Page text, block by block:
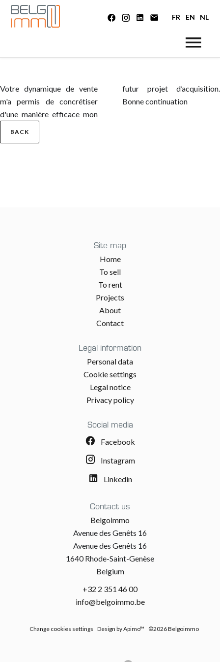
FR EN NL
Votre dynamique de vente
m'a permis de concrétiser
d'une manière efficace mon
futur projet d’acquisition.
Bonne continuation
BACK
Site map
Home
To sell
To rent
Projects
About
Contact
Legal information
Personal data
Cookie settings
Legal notice
Privacy policy
Social media
Facebook
Instagram
Linkedin
Contact us
Belgoimmo
Avenue des Genêts 16
Avenue des Genêts 16
1640 Rhode-Saint-Genèse
Belgium
+32 2 351 46 00
info@belgoimmo.be
Change cookies settings Design byApimo™ ©2026 Belgoimmo